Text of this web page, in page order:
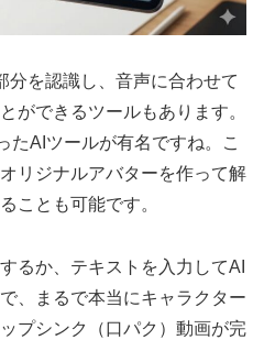
分を認識し、音声に合わせて
ができるツールもあります。
たAIツールが有名ですね。こ
リジナルアバターを作って解
ことも可能です。
るか、テキストを入力してAI
、まるで本当にキャラクター
プシンク（口パク）動画が完